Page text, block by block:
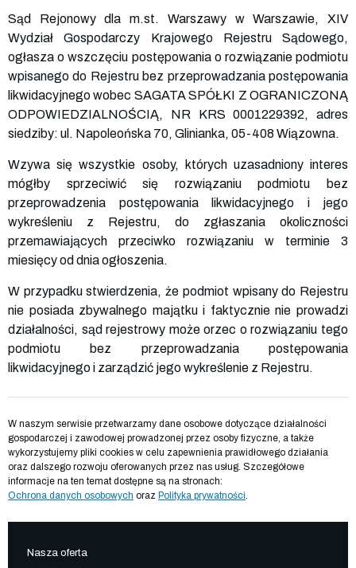
Sąd Rejonowy dla m.st. Warszawy w Warszawie, XIV
Wydział Gospodarczy Krajowego Rejestru Sądowego,
ogłasza o wszczęciu postępowania o rozwiązanie podmiotu
wpisanego do Rejestru bez przeprowadzania postępowania
likwidacyjnego wobec SAGATA SPÓŁKI Z OGRANICZONĄ
ODPOWIEDZIALNOŚCIĄ, NR KRS0001229392, adres
siedziby: ul. Napoleońska 70, Glinianka, 05-408 Wiązowna.
Wzywa się wszystkie osoby, których uzasadniony interes
mógłby sprzeciwić się rozwiązaniu podmiotu bez
przeprowadzenia postępowania likwidacyjnego i jego
wykreśleniu z Rejestru, do zgłaszania okoliczności
przemawiających przeciwko rozwiązaniu w terminie 3
miesięcy od dnia ogłoszenia.
W przypadku stwierdzenia, że podmiot wpisany do Rejestru
nie posiada zbywalnego majątku i faktycznie nie prowadzi
działalności, sąd rejestrowy może orzec o rozwiązaniu tego
podmiotu bez przeprowadzania postępowania
likwidacyjnego i zarządzić jego wykreślenie z Rejestru.
W naszym serwisie przetwarzamy dane osobowe dotyczące działalności
gospodarczej i zawodowej prowadzonej przez osoby fizyczne, a także
wykorzystujemy pliki cookies w celu zapewnienia prawidłowego działania
oraz dalszego rozwoju oferowanych przez nas usług. Szczegółowe
informacje na ten temat dostępne są na stronach:
Ochrona danych osobowych oraz Polityka prywatności
Nasza oferta